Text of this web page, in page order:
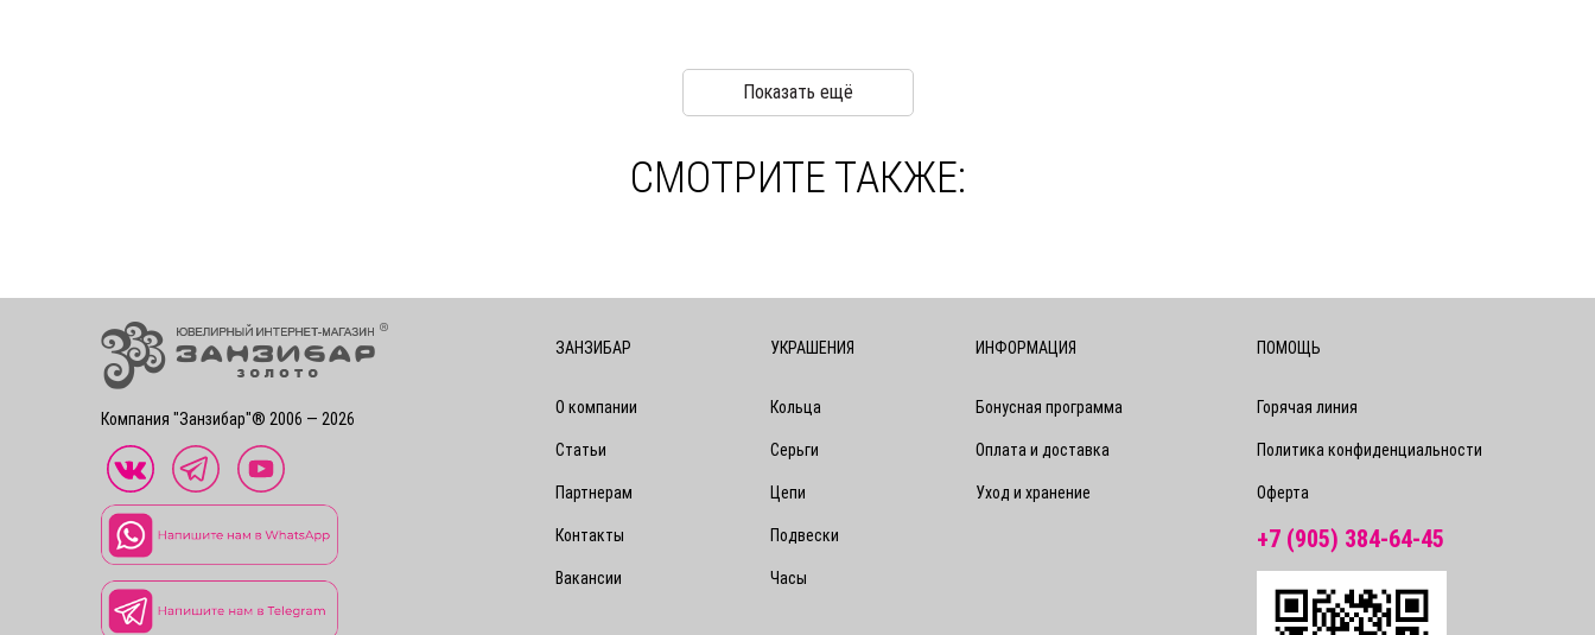
Показать ещё
СМОТРИТЕ ТАКЖЕ:
Компания "Занзибар"® 2006 — 2026
ЗАНЗИБАР
О компании
Статьи
Партнерам
Контакты
Вакансии
УКРАШЕНИЯ
Кольца
Серьги
Цепи
Подвески
Часы
ИНФОРМАЦИЯ
Бонусная программа
Оплата и доставка
Уход и хранение
ПОМОЩЬ
Горячая линия
Политика конфиденциальности
Оферта
+7 (905) 384-64-45